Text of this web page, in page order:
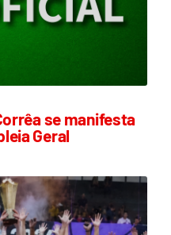
se manifesta
Geral